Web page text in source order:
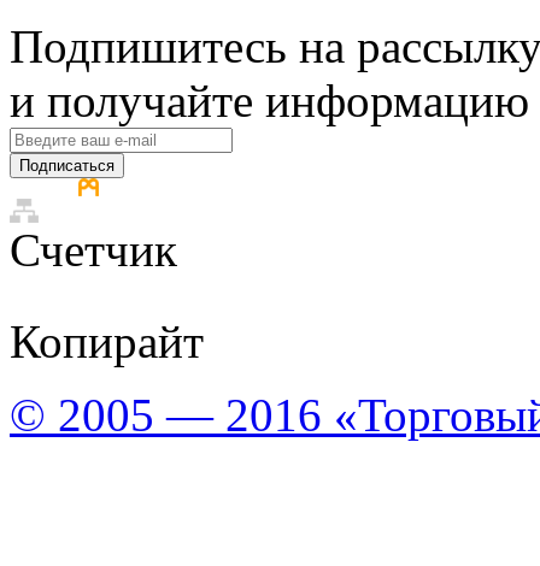
Подпишитесь на
и получайте
Подписаться
Счетчик
Копирайт
© 2005 — 2016